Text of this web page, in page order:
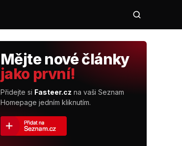
Mějte nové články
jako první!
Přidejte si Fasteer.cz na vaši Seznam
Homepage jedním kliknutím.